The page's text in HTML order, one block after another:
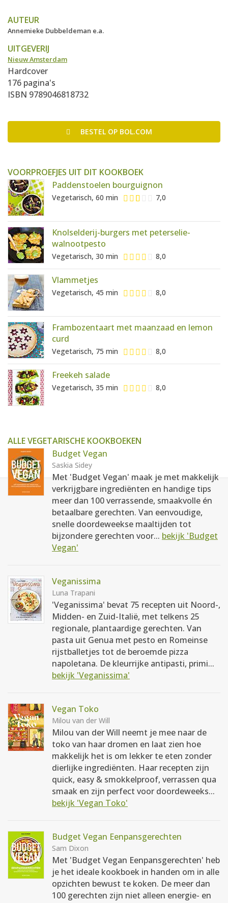
AUTEUR
Annemieke Dubbeldeman e.a.
UITGEVERIJ
Nieuw Amsterdam
Hardcover
176 pagina's
ISBN 9789046818732
BESTEL OP BOL.COM
VOORPROEFJES UIT DIT KOOKBOEK
Paddenstoelen bourguignon
Vegetarisch, 60 min 7,0
Knolselderij-burgers met peterselie-
walnootpesto
Vegetarisch, 30 min 8,0
Vlammetjes
Vegetarisch, 45 min 8,0
Frambozentaart met maanzaad en lemon
curd
Vegetarisch, 75 min 8,0
Freekeh salade
Vegetarisch, 35 min 8,0
ALLE VEGETARISCHE KOOKBOEKEN
Budget Vegan
Saskia Sidey
Met 'Budget Vegan' maak je met makkelijk
verkrijgbare ingrediënten en handige tips
meer dan 100 verrassende, smaakvolle én
betaalbare gerechten. Van eenvoudige,
snelle doordeweekse maaltijden tot
bijzondere gerechten voor... bekijk 'Budget
Vegan'
Veganissima
Luna Trapani
'Veganissima' bevat 75 recepten uit Noord-,
Midden- en Zuid-Italië, met telkens 25
regionale, plantaardige gerechten. Van
pasta uit Genua met pesto en Romeinse
rijstballetjes tot de beroemde pizza
napoletana. De kleurrijke antipasti, primi...
bekijk 'Veganissima'
Vegan Toko
Milou van der Will
Milou van der Will neemt je mee naar de
toko van haar dromen en laat zien hoe
makkelijk het is om lekker te eten zonder
dierlijke ingrediënten. Haar recepten zijn
quick, easy & smokkelproof, verrassen qua
smaak en zijn perfect voor doordeweeks...
bekijk 'Vegan Toko'
Budget Vegan Eenpansgerechten
Sam Dixon
Met 'Budget Vegan Eenpansgerechten' heb
je het ideale kookboek in handen om in alle
opzichten bewust te koken. De meer dan
100 gerechten zijn niet alleen energie- en